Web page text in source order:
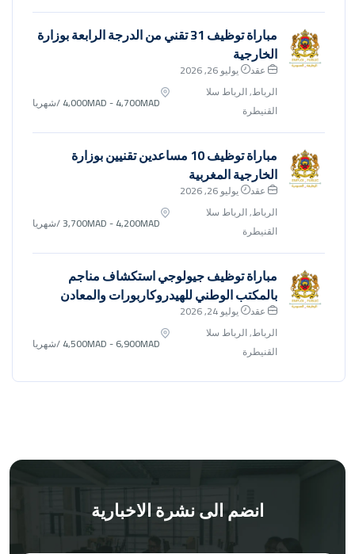
مباراة توظيف 31 تقني من الدرجة الرابعة بوزارة
الخارجية
عقد
يوليو 26, 2026
الرباط, الرباط سلا
القنيطرة
4,000MAD - 4,700MAD/شهريا
مباراة توظيف 10 مساعدين تقنيين بوزارة
الخارجية المغربية
عقد
يوليو 26, 2026
الرباط, الرباط سلا
القنيطرة
3,700MAD - 4,200MAD/شهريا
مباراة توظيف جيولوجي استكشاف مناجم
بالمكتب الوطني للهيدروكاربورات والمعادن
عقد
يوليو 24, 2026
الرباط, الرباط سلا
القنيطرة
4,500MAD - 6,900MAD/شهريا
انضم الى نشرة الاخبارية